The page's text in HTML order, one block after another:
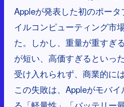
Appleが発表した初のポー
イルコンピューティング市
た。しかし、重量が重すぎ
が短い、高価すぎるといっ
受け入れられず、商業的に
この失敗は、Appleがモバ